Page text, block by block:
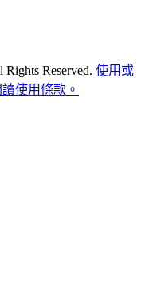
Reserved. 使用或
使用條款。